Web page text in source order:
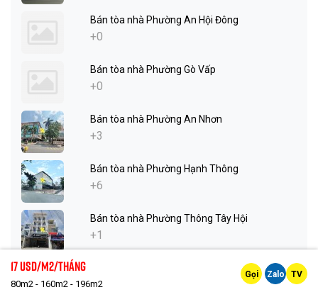
Bán tòa nhà Phường An Hội Đông
+0
Bán tòa nhà Phường Gò Vấp
+0
Bán tòa nhà Phường An Nhơn
+3
Bán tòa nhà Phường Hạnh Thông
+6
Bán tòa nhà Phường Thông Tây Hội
+1
+0
17 Usd/m2/tháng
80m2 - 160m2 - 196m2
Gọi Zalo TV